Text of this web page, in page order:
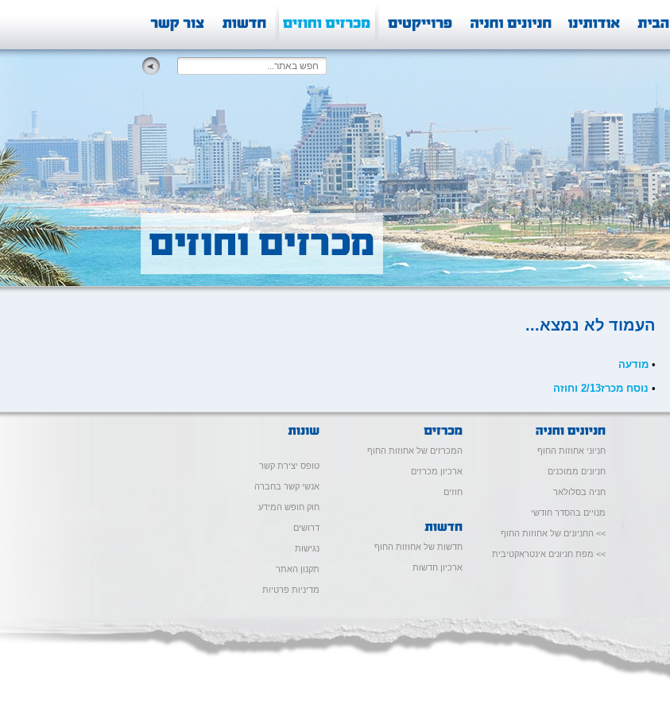
העמוד לא נמצא...
• מודעה
• נוסח מכרז2/13 וחוזה
חניוני אחוזות החוף
חניונים ממוכנים
חניה בסלולאר
מנויים בהסדר חודשי
>> החניונים של אחוזות החוף
>> מפת חניונים אינטראקטיבית
המכרזים של אחוזות החוף
ארכיון מכרזים
חוזים
חדשות של אחוזות החוף
ארכיון חדשות
טופס יצירת קשר
אנשי קשר בחברה
חוק חופש המידע
דרושים
נגישות
תקנון האתר
מדיניות פרטיות